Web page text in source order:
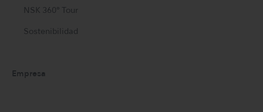
NSK 360° Tour
Sostenibilidad
Empresa